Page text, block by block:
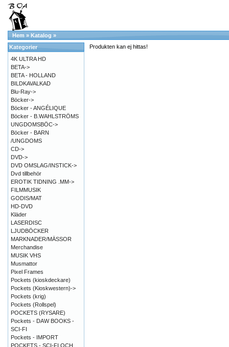
Hem » Katalog »
Produkten kan ej hittas!
Kategorier
4K ULTRA HD
BETA->
BETA - HOLLAND
BILDKAVALKAD
Blu-Ray->
Böcker->
Böcker - ANGÉLIQUE
Böcker - B.WAHLSTRÖMS
UNGDOMSBÖC->
Böcker - BARN
/UNGDOMS
CD->
DVD->
DVD OMSLAG/INSTICK->
Dvd tillbehör
EROTIK TIDNING .MM->
FILMMUSIK
GODIS/MAT
HD-DVD
Kläder
LASERDISC
LJUDBÖCKER
MARKNADER/MÄSSOR
Merchandise
MUSIK VHS
Musmattor
Pixel Frames
Pockets (kioskdeckare)
Pockets (Kioskwestern)->
Pockets (krig)
Pockets (Rollspel)
POCKETS (RYSARE)
Pockets - DAW BOOKS -
SCI-FI
Pockets - IMPORT
POCKETS - SCI-FI OCH